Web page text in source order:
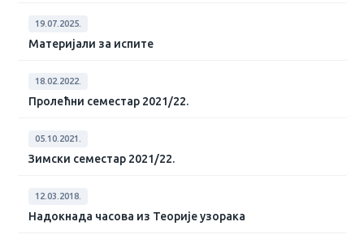
19.07.2025.
Материјали за испите
18.02.2022.
Пролећни семестар 2021/22.
05.10.2021.
Зимски семестар 2021/22.
12.03.2018.
Надокнада часова из Теорије узорака